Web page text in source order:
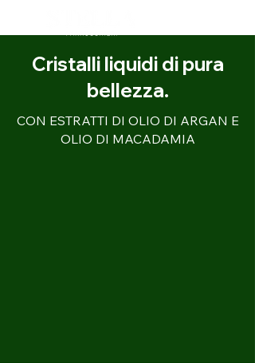
Cristalli liquidi di pura
bellezza.
CON ESTRATTI DI OLIO DI ARGAN E
OLIO DI MACADAMIA